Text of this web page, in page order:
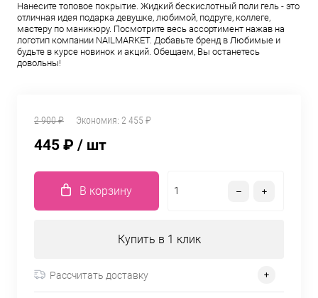
Нанесите топовое покрытие. Жидкий бескислотный поли гель - это
отличная идея подарка девушке, любимой, подруге, коллеге,
мастеру по маникюру. Посмотрите весь ассортимент нажав на
логотип компании NAILMARKET. Добавьте бренд в Любимые и
будьте в курсе новинок и акций. Обещаем, Вы останетесь
довольны!
2 900 ₽ Экономия: 2 455 ₽
445 ₽ / шт
В корзину
Купить в 1 клик
Рассчитать доставку